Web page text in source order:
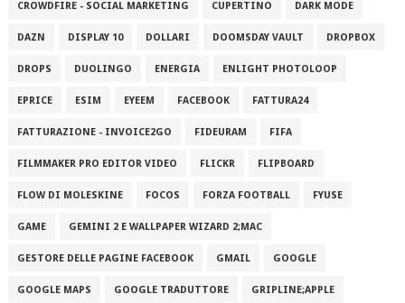
CROWDFIRE - SOCIAL MARKETING CUPERTINO DARK MODE
DAZN DISPLAY 10 DOLLARI DOOMSDAY VAULT DROPBOX
DROPS DUOLINGO ENERGIA ENLIGHT PHOTOLOOP
EPRICE ESIM EYEEM FACEBOOK FATTURA24
FATTURAZIONE - INVOICE2GO FIDEURAM FIFA
FILMMAKER PRO EDITOR VIDEO FLICKR FLIPBOARD
FLOW DI MOLESKINE FOCOS FORZA FOOTBALL FYUSE
GAME GEMINI 2 E WALLPAPER WIZARD 2;MAC
GESTORE DELLE PAGINE FACEBOOK GMAIL GOOGLE
GOOGLE MAPS GOOGLE TRADUTTORE GRIPLINE;APPLE